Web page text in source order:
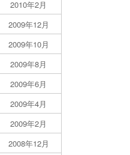
2010年2月
2009年12月
2009年10月
2009年8月
2009年6月
2009年4月
2009年2月
2008年12月